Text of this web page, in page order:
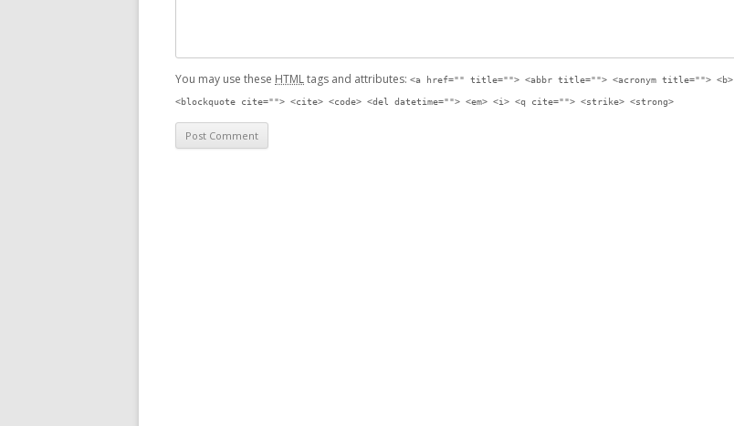
You may use these HTMLtags and attributes: <a href="" title=""> <abbr title=""> <acronym title=""> <b>
<blockquote cite=""> <cite> <code> <del datetime=""> <em> <i> <q cite=""> <strike> <strong>